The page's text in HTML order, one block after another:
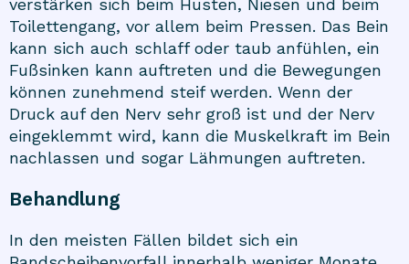
verstärken sich beim Husten, Niesen und beim
Toilettengang, vor allem beim Pressen. Das Bein
kann sich auch schlaff oder taub anfühlen, ein
Fußsinken kann auftreten und die Bewegungen
können zunehmend steif werden. Wenn der
Druck auf den Nerv sehr groß ist und der Nerv
eingeklemmt wird, kann die Muskelkraft im Bein
nachlassen und sogar Lähmungen auftreten.
Behandlung
In den meisten Fällen bildet sich ein